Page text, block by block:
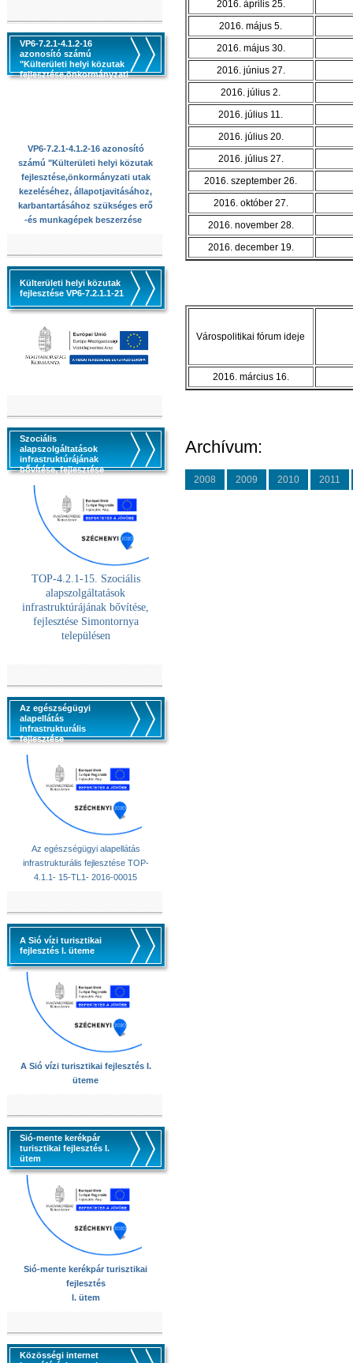
VP6-7.2.1-4.1.2-16
azonosító számú
"Külterületi helyi közutak
fejlesztése,önkormányzati
VP6-7.2.1-4.1.2-16 azonosító
számú "Külterületi helyi közutak
fejlesztése,önkormányzati utak
kezeléséhez, állapotjavitásához,
karbantartásához szükséges erő
-és munkagépek beszerzése
Külterületi helyi közutak
fejlesztése VP6-7.2.1.1-21
Szociális
alapszolgáltatások
infrastruktúrájának
bővítése, fejlesztése
TOP-4.2.1-15. Szociális
alapszolgáltatások
infrastruktúrájának bővítése,
fejlesztése Simontornya
településen
Az egészségügyi
alapellátás
infrastrukturális
fejlesztése
Az egészségügyi alapellátás
infrastrukturális fejlesztése TOP-
4.1.1- 15-TL1- 2016-00015
A Sió vízi turisztikai
fejlesztés I. üteme
A Sió vízi turisztikai fejlesztés I.
üteme
Sió-mente kerékpár
turisztikai fejlesztés I.
ütem
Sió-mente kerékpár turisztikai
fejlesztés
I. ütem
Közösségi internet
2016. április 25.
2016. május 5.
2016. május 30.
2016. június 27.
2016. július 2.
2016. július 11.
2016. július 20.
2016. július 27.
2016. szeptember 26.
2016. október 27.
2016. november 28.
2016. december 19.
Várospolitikai fórum ideje
2016. március 16.
Archívum:
2008 2009 2010 2011